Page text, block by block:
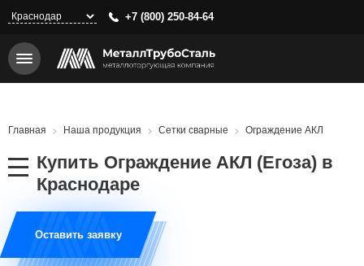
содержанию
+7 (800) 250-84-64
Строка
Главная Наша продукция Сетки сварные Ограждение АКЛ
Купить Ограждение АКЛ (Егоза) в
Краснодаре
Оставить заявку